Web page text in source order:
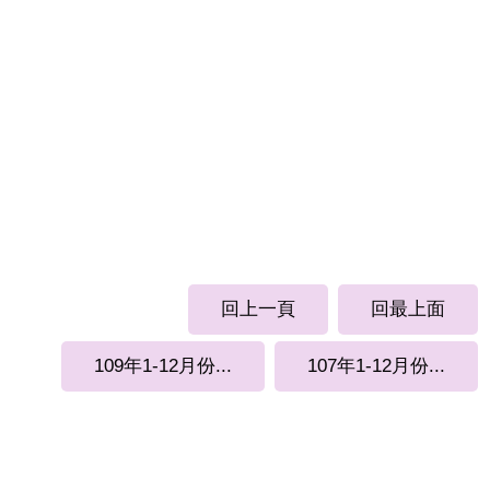
回上一頁 回最上面
109年1-12月份... 107年1-12月份...